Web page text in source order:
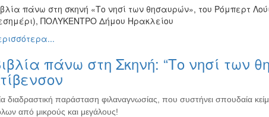
πάνω στη σκηνή «Το νησί των θησαυρών», του Ρόμπερτ
ΠΟΛΥΚΕΝΤΡΟ Δήμου Ηρακλείου
πάνω στη Σκηνή: “Το νησί των
διαδραστική παράσταση φιλαναγνωσίας, που συστήνει σπουδαία
από μικρούς και μεγάλους!